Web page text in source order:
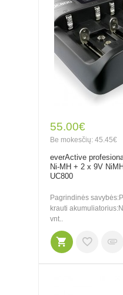
55.00€
Be mokesčių: 45.45€
everActive
Ni-MH + 2 x 9V
UC800
Pagrindinės
krauti
vnt..